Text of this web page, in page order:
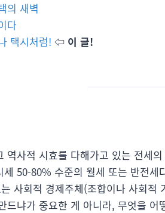
의 새벽
다
택시처럼! ⇦ 이 글!
역사적 시효를 다해가고 있는 전세
세 50-80% 수준의 월세 또는 반전세
사회적 경제주체(조합이나 사회적
드냐가 중요한 게 아니라, 무엇을